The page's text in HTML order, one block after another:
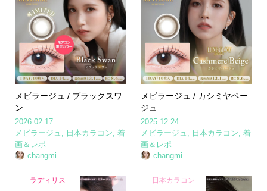
メビラージュ / ブラックスワ
ン
2026.02.17
メビラージュ
日本カラコン 着
画＆レポ
changmi
メビラージュ / カシミヤベー
ジュ
2025.12.24
メビラージュ
日本カラコン ,着
画＆レポ
changmi
ラディリス 日本カラコン